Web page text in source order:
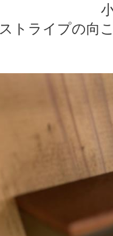
ストライプの向